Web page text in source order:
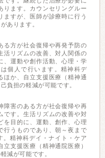
ります。カウンセリングルー
すが、医師が診療時に行う
あります。
る方が社会復帰や再発予防の
活リズムの改善、対人関係の
、運動や創作活動、心理・学
個人で行います。精神科デ
ほか、自立支援医療（精神通
負担の軽減が可能です。
障害のある方が社会復帰や再
です。生活リズムの改善や対
を目的に、運動、創作、心理
行うものであり、朝～夜まで
精神科デイ・ナイト・ケア
支援医療（精神通院医療）
減が可能です。